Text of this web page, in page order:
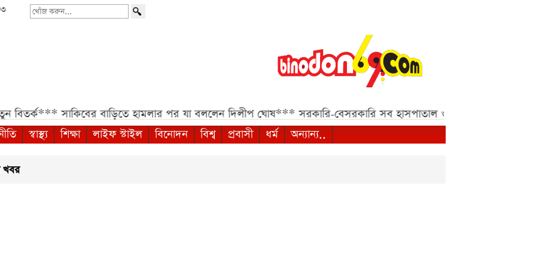
খোঁজ
সাকিবের বাড়িতে হামলার পর যা বললেন দিলীপ ঘোষ*** সরকারি-বেসরকারি সব হাসপাতাল ও ক্লিনিকের জন্য
স্বাস্থ্য শিক্ষা লাইফ স্টাইল বিনোদন বিশ্ব প্রবাসী ধর্ম অন্যান্য..
খবর